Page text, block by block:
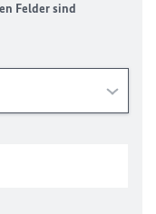
Felder sind